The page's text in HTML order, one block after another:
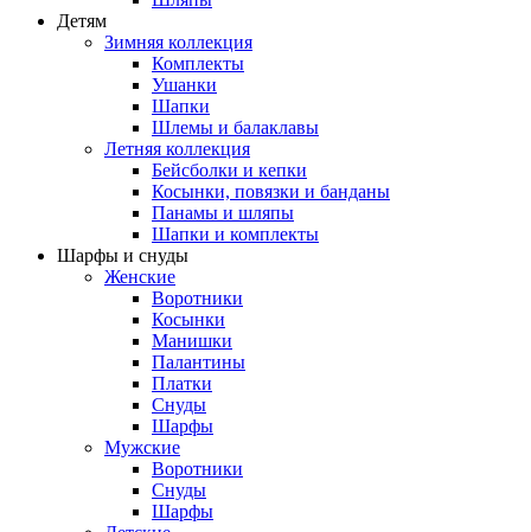
Детям
Зимняя коллекция
Комплекты
Ушанки
Шапки
Шлемы и балаклавы
Летняя коллекция
Бейсболки и кепки
Косынки, повязки и банданы
Панамы и шляпы
Шапки и комплекты
Шарфы и снуды
Женские
Воротники
Косынки
Манишки
Палантины
Платки
Снуды
Шарфы
Мужские
Воротники
Снуды
Шарфы